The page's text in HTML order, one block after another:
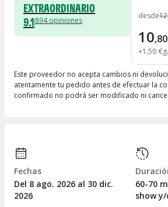
EXTRAORDINARIO
9.1894 opiniones desde12
10,80
+1 ,50 €
Este proveedor no acepta cambios ni
atentamente tu pedido antes de efectuar la
confirmado no podrá ser modificado ni
Fechas
Del 8 ago. 2026 al 30 dic.
2026
60-70
show